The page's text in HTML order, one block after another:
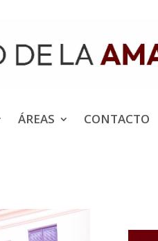
ÁREAS CONTACTO